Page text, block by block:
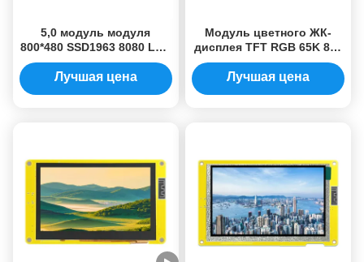
5,0 модуль модуля
800*480 SSD1963 8080 LCD
TFT дисплея LCD дюйма
Лучшая цена
Модуль цветного ЖК-
дисплея TFT RGB 65K 800
* 480 пикселей ESP32-
8048S050N для
Лучшая цена